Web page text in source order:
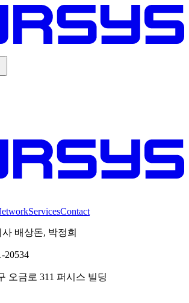
ServicesContact
배상돈, 박정희
20534
오금로 311 퍼시스 빌딩